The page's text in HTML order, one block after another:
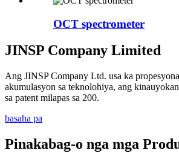
OCT spectrometer
JINSP Company Limited
Ang JINSP Company Ltd. usa ka
akumulasyon sa teknolohiya, ang
sa patent milapas sa 200.
basaha pa
Pinakabag-o nga mga